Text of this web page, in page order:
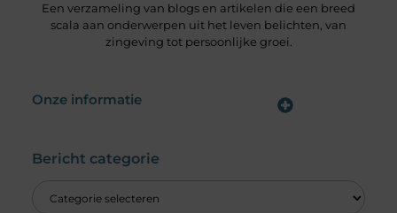
Een verzameling van blogs en artikelen die een breed
scala aan onderwerpen uit het leven belichten, van
zingeving tot persoonlijke groei.
Onze informatie
Bericht categorie